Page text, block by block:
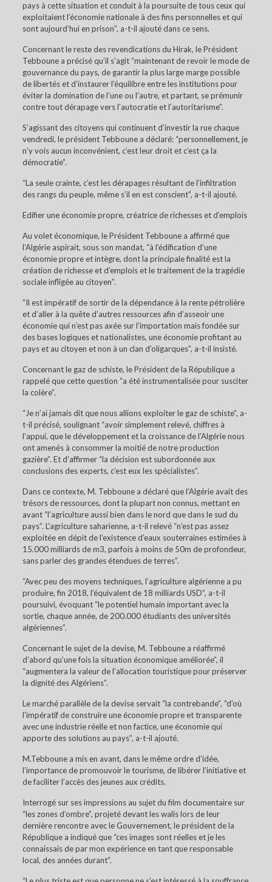
pays à cette situation et conduit à la poursuite de tous ceux qui
exploitaient l’économie nationale à des fins personnelles et qui
sont aujourd’hui en prison”, a-t-il ajouté dans ce sens.
Concernant le reste des revendications du Hirak, le Président
Tebboune a précisé qu’il s’agit “maintenant de revoir le mode de
gouvernance du pays, de garantir la plus large marge possible
de libertés et d’instaurer l’équilibre entre les institutions pour
éviter la domination de l’une ou l’autre, et partant, se prémunir
contre tout dérapage vers l’autocratie et l’autoritarisme”.
S’agissant des citoyens qui continuent d’investir la rue chaque
vendredi, le président Tebboune a déclaré: “personnellement, je
n’y vois aucun inconvénient, c’est leur droit et c’est ça la
démocratie”.
“La seule crainte, c’est les dérapages résultant de l’infiltration
des rangs du peuple, même s’il en est conscient”, a-t-il ajouté.
Edifier une économie propre, créatrice de richesses et d’emplois
Au volet économique, le Président Tebboune a affirmé que
l’Algérie aspirait, sous son mandat, “à l’édification d’une
économie propre et intègre, dont la principale finalité est la
création de richesse et d’emplois et le traitement de la tragédie
sociale infligée au citoyen”.
“Il est impératif de sortir de la dépendance à la rente pétrolière
et d’aller à la quête d’autres ressources afin d’asseoir une
économie qui n’est pas axée sur l’importation mais fondée sur
des bases logiques et nationalistes, une économie profitant au
pays et au citoyen et non à un clan d’oligarques”, a-t-il insisté.
Concernant le gaz de schiste, le Président de la République a
rappelé que cette question “a été instrumentalisée pour susciter
la colère”.
“Je n’ai jamais dit que nous allions exploiter le gaz de schiste”, a-
t-il précisé, soulignant “avoir simplement relevé, chiffres à
l’appui, que le développement et la croissance de l’Algérie nous
ont amenés à consommer la moitié de notre production
gazière”. Et d’affirmer “la décision est subordonnée aux
conclusions des experts, c’est eux les spécialistes”.
Dans ce contexte, M. Tebboune a déclaré que l’Algérie avait des
trésors de ressources, dont la plupart non connus, mettant en
avant “l’agriculture aussi bien dans le nord que dans le sud du
pays”. L’agriculture saharienne, a-t-il relevé “n’est pas assez
exploitée en dépit de l’existence d’eaux souterraines estimées à
15.000 milliards de m3, parfois à moins de 50m de profondeur,
sans parler des grandes étendues de terres”.
“Avec peu des moyens techniques, l’agriculture algérienne a pu
produire, fin 2018, l’équivalent de 18 milliards USD”, a-t-il
poursuivi, évoquant “le potentiel humain important avec la
sortie, chaque année, de 200.000 étudiants des universités
algériennes”.
Concernant le sujet de la devise, M. Tebboune a réaffirmé
d’abord qu’une fois la situation économique améliorée”, il
“augmentera la valeur de l’allocation touristique pour préserver
la dignité des Algériens”.
Le marché parallèle de la devise servait “la contrebande”, “d’où
l’impératif de construire une économie propre et transparente
avec une industrie réelle et non factice, une économie qui
apporte des solutions au pays”, a-t-il ajouté.
M.Tebboune a mis en avant, dans le même ordre d’idée,
l’importance de promouvoir le tourisme, de libérer l’initiative et
de faciliter l’accès des jeunes aux crédits.
Interrogé sur ses impressions au sujet du film documentaire sur
“les zones d’ombre”, projeté devant les walis lors de leur
dernière rencontre avec le Gouvernement, le président de la
République a indiqué que “ces images sont réelles et je les
connaissais de par mon expérience en tant que responsable
local, des années durant”.